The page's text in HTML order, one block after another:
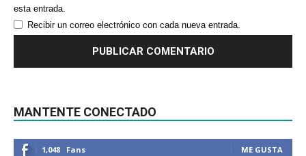
esta entrada.
Recibir un correo electrónico con cada nueva entrada.
MANTENTE CONECTADO
1,048 Fans ME GUSTA